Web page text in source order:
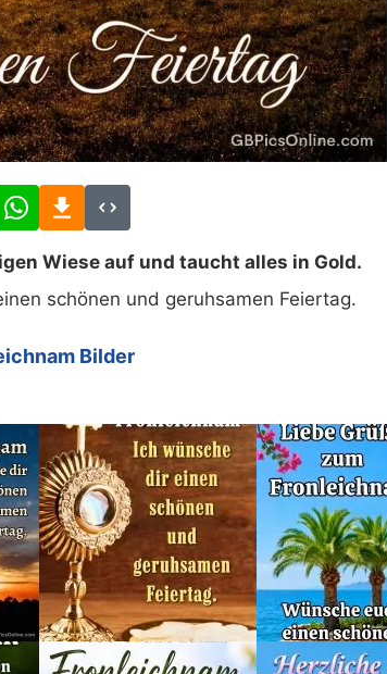
Wiese auf und taucht alles in Gold.
schönen und geruhsamen Feiertag.
Bilder